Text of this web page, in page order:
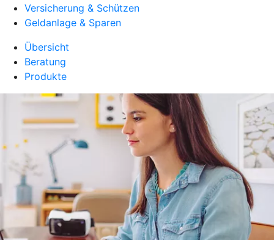
Versicherung & Schützen
Geldanlage & Sparen
Übersicht
Beratung
Produkte